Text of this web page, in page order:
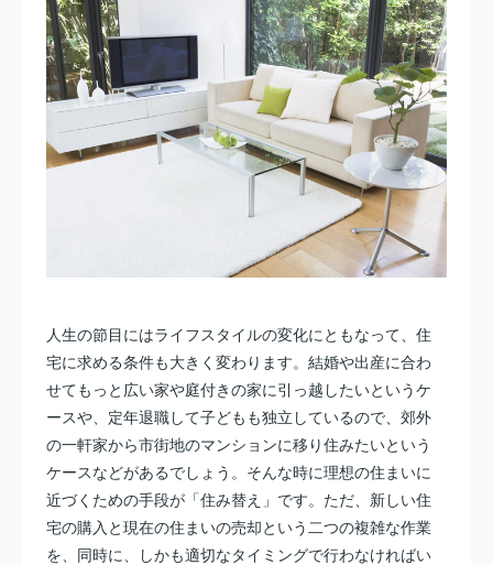
人生の節目にはライフスタイルの変化にともなって、住
宅に求める条件も大きく変わります。結婚や出産に合わ
せてもっと広い家や庭付きの家に引っ越したいというケ
ースや、定年退職して子どもも独立しているので、郊外
の一軒家から市街地のマンションに移り住みたいという
ケースなどがあるでしょう。そんな時に理想の住まいに
近づくための手段が「住み替え」です。ただ、新しい住
宅の購入と現在の住まいの売却という二つの複雑な作業
を、同時に、しかも適切なタイミングで行わなければい